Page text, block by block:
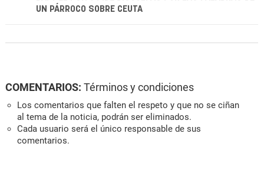
UN PÁRROCO SOBRE CEUTA
COMENTARIOS: Términos y condiciones
Los comentarios que falten el respeto y que no se ciñan
al tema de la noticia, podrán ser eliminados.
Cada usuario será el único responsable de sus
comentarios.